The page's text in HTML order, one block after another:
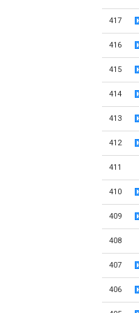
417
416
415
414
413
412
411
410
409
408
407
406